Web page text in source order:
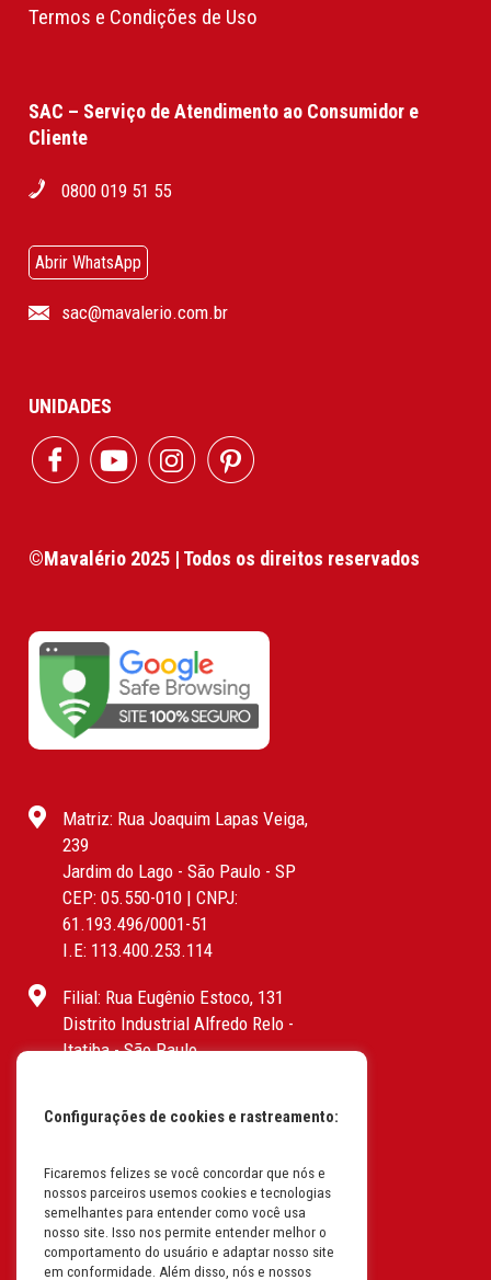
Termos e Condições de Uso
SAC – Serviço de Atendimento ao Consumidor e
Cliente
0800 019 51 55
Abrir WhatsApp
sac@mavalerio.com.br
UNIDADES
©Mavalério 2025 | Todos os direitos reservados
Matriz: Rua Joaquim Lapas Veiga,
239
Jardim do Lago - São Paulo - SP
CEP: 05.550-010 | CNPJ:
61.193.496/0001-51
I.E: 113.400.253.114
Filial: Rua Eugênio Estoco, 131
Distrito Industrial Alfredo Relo -
Itatiba - São Paulo
I.E: 382.096.357.1147
Filial: Av. Odila Chaves Rodrigues,
1277
Parque industrial RM - Condomínio
Therapark - Jundiaí - São Paulo
Configurações de cookies e rastreamento:
Ficaremos felizes se você concordar que nós e
nossos parceiros usemos cookies e tecnologias
semelhantes para entender como você usa
nosso site. Isso nos permite entender melhor o
comportamento do usuário e adaptar nosso site
em conformidade. Além disso, nós e nossos